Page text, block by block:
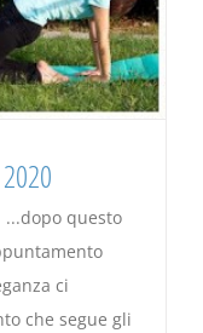
questo
ci
che segue gli